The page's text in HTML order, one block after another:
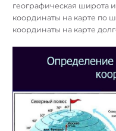
географическая широта
координаты на карте по
координаты на карте